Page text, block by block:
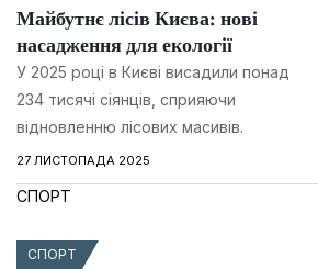
Майбутнє лісів Києва: нові
насадження для екології
У 2025 році в Києві висадили понад
234 тисячі сіянців, сприяючи
відновленню лісових масивів.
27 ЛИСТОПАДА 2025
СПОРТ
СПОРТ